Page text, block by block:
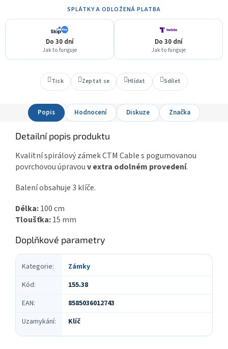
SPLÁTKY A ODLOŽENÁ PLATBA
Do 30 dní
Jak to funguje
Do 30 dní
Jak to funguje
Tisk Zeptat se Hlídat Sdílet
Popis Hodnocení Diskuze Značka
Detailní popis produktu
Kvalitní spirálový zámek CTM Cable s pogumovanou
povrchovou úpravouv extra odolném provedení.
Balení obsahuje 3 klíče.
Délka:100 cm
Tloušťka:15 mm
Doplňkové parametry
Kategorie:
Zámky
Kód:
155.38
EAN:
8585036012743
Uzamykání: Klíč